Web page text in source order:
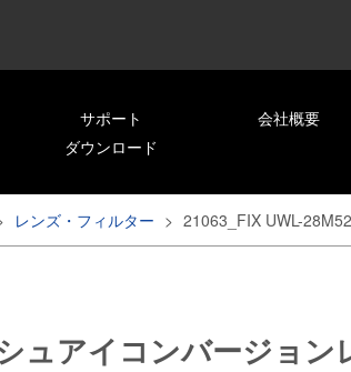
サポート
ダウンロード
会社概要
レンズ・フィルター > 21063_FIX UWL-
ュアイコンバージョン